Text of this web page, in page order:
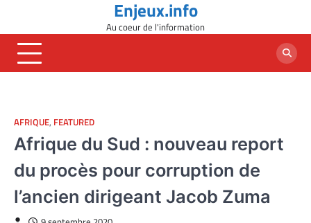
content
Enjeux.info
Au coeur de l'information
AFRIQUE, FEATURED
Afrique du Sud : nouveau report
du procès pour corruption de
l’ancien dirigeant Jacob Zuma